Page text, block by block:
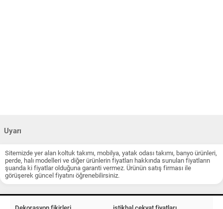
Uyarı
Sitemizde yer alan koltuk takımı, mobilya, yatak odası takımı, banyo ürünleri,
perde, halı modelleri ve diğer ürünlerin fiyatları hakkında sunulan fiyatların
şuanda ki fiyatlar olduğuna garanti vermez. Ürünün satış firması ile
görüşerek güncel fiyatını öğrenebilirsiniz.